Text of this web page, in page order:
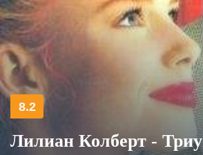
8.2
Лилиан Колберт -